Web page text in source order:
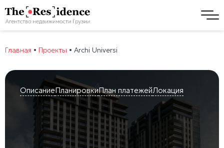
Главная • Проекты • Archi Universi
ОписаниеПланировкиПлан платежейЛокация